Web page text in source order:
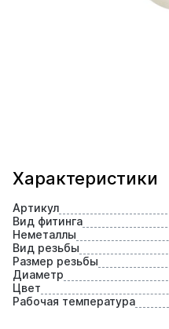
Характеристики
Артикул
Вид фитинга
Неметаллы
Вид резьбы
Размер резьбы
Диаметр
Цвет
Рабочая температура